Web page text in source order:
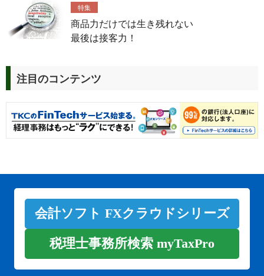
特集
商品力だけでは生き残れない
最後は接客力！
注目のコンテンツ
会計ソフト FXクラウドシリーズ
税理士事務所検索 myTaxPro